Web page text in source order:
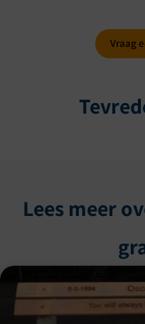
Vraag
Lees meer